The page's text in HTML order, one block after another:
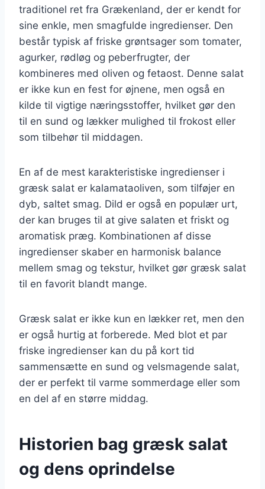
traditionel ret fra Grækenland, der er kendt for
sine enkle, men smagfulde ingredienser. Den
består typisk af friske grøntsager som tomater,
agurker, rødløg og peberfrugter, der
kombineres med oliven og fetaost. Denne salat
er ikke kun en fest for øjnene, men også en
kilde til vigtige næringsstoffer, hvilket gør den
til en sund og lækker mulighed til frokost eller
som tilbehør til middagen.
En af de mest karakteristiske ingredienser i
græsk salat er kalamataoliven, som tilføjer en
dyb, saltet smag. Dild er også en populær urt,
der kan bruges til at give salaten et friskt og
aromatisk præg. Kombinationen af disse
ingredienser skaber en harmonisk balance
mellem smag og tekstur, hvilket gør græsk salat
til en favorit blandt mange.
Græsk salat er ikke kun en lækker ret, men den
er også hurtig at forberede. Med blot et par
friske ingredienser kan du på kort tid
sammensætte en sund og velsmagende salat,
der er perfekt til varme sommerdage eller som
en del af en større middag.
Historien bag græsk salat
og dens oprindelse